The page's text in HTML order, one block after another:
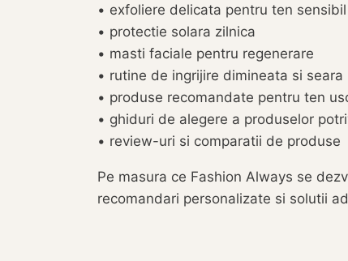
• exfoliere delicata pentru ten sensibil
• protectie solara zilnica
• masti faciale pentru regenerare
• rutine de ingrijire dimineata si seara
• produse recomandate pentru ten
• ghiduri de alegere a produselor
• review-uri si comparatii de produse
Pe masura ce Fashion Always se
recomandari personalizate si solutii